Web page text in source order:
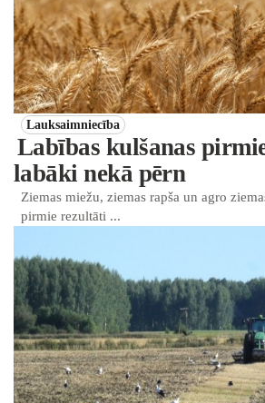
Lauksaimniecība
Labības kulšanas
labāki nekā pērn
Ziemas miežu, ziemas rapša un agro
pirmie rezultāti ...